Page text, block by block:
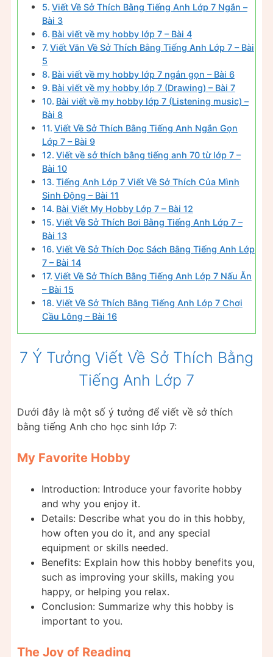
Viết Về Sở Thích Bằng Tiếng Anh Lớp 7 Ngắn –
Bài 3
Bài viết về my hobby lớp 7 – Bài 4
Viết Văn Về Sở Thích Bằng Tiếng Anh Lớp 7 – Bài
5
Bài viết về my hobby lớp 7 ngắn gọn – Bài 6
Bài viết về my hobby lớp 7 (Drawing) – Bài 7
Bài viết về my hobby lớp 7 (Listening music) –
Bài 8
Viết Về Sở Thích Bằng Tiếng Anh Ngắn Gọn
Lớp 7 – Bài 9
Viết về sở thích bằng tiếng anh 70 từ lớp 7 –
Bài 10
Tiếng Anh Lớp 7 Viết Về Sở Thích Của Mình
Sinh Động – Bài 11
Bài Viết My Hobby Lớp 7 – Bài 12
Viết Về Sở Thích Bơi Bằng Tiếng Anh Lớp 7 –
Bài 13
Viết Về Sở Thích Đọc Sách Bằng Tiếng Anh Lớp
7 – Bài 14
Viết Về Sở Thích Bằng Tiếng Anh Lớp 7 Nấu Ăn
– Bài 15
Viết Về Sở Thích Bằng Tiếng Anh Lớp 7 Chơi
Cầu Lông – Bài 16
7 Ý Tưởng Viết Về Sở Thích Bằng
Tiếng Anh Lớp 7
Dưới đây là một số ý tưởng để viết về sở thích
bằng tiếng Anh cho học sinh lớp 7:
My Favorite Hobby
Introduction: Introduce your favorite hobby
and why you enjoy it.
Details: Describe what you do in this hobby,
how often you do it, and any special
equipment or skills needed.
Benefits: Explain how this hobby benefits you,
such as improving your skills, making you
happy, or helping you relax.
Conclusion: Summarize why this hobby is
important to you.
The Joy of Reading